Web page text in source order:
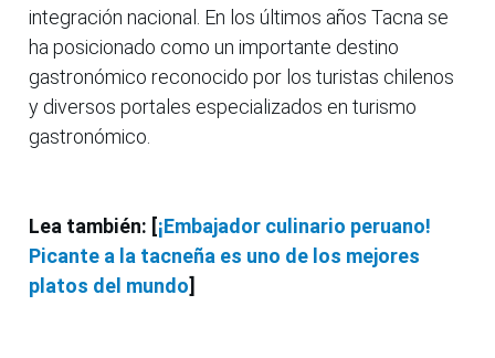
integración nacional. En los últimos años Tacna se
ha posicionado como un importante destino
gastronómico reconocido por los turistas chilenos
y diversos portales especializados en turismo
gastronómico.
Lea también: [¡Embajador culinario peruano!
Picante a la tacneña es uno de los mejores
platos del mundo]